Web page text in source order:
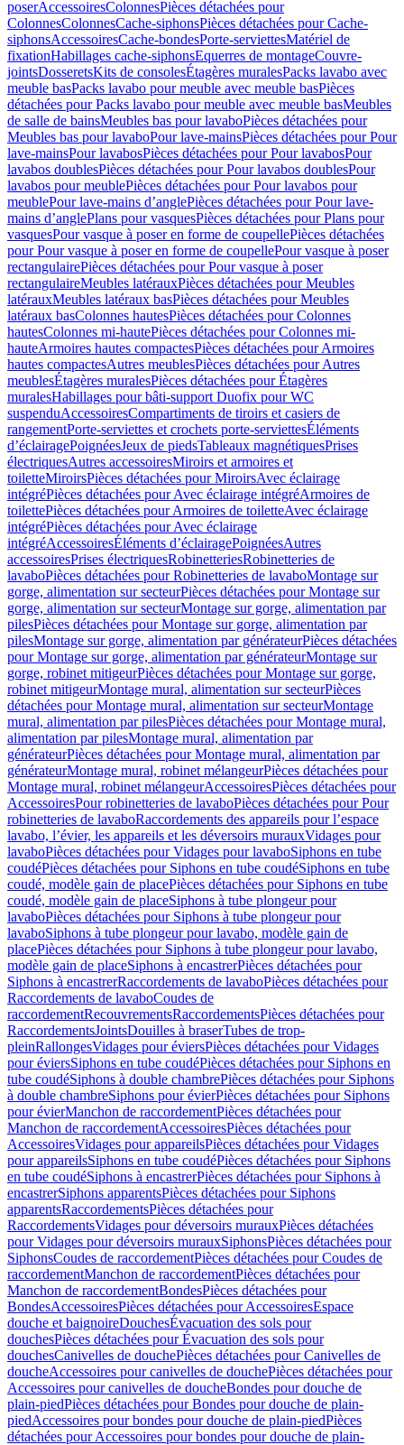
poserAccessoiresColonnesPièces détachées pour
ColonnesColonnesCache-siphonsPièces détachées pour Cache-
siphonsAccessoiresCache-bondesPorte-serviettesMatériel de
fixationHabillages cache-siphonsEquerres de montageCouvre-
jointsDosseretsKits de consolesÉtagères muralesPacks lavabo avec
meuble basPacks lavabo pour meuble avec meuble basPièces
détachées pour Packs lavabo pour meuble avec meuble basMeubles
de salle de bainsMeubles bas pour lavaboPièces détachées pour
Meubles bas pour lavaboPour lave-mainsPièces détachées pour Pour
lave-mainsPour lavabosPièces détachées pour Pour lavabosPour
lavabos doublesPièces détachées pour Pour lavabos doublesPour
lavabos pour meublePièces détachées pour Pour lavabos pour
meublePour lave-mains d’anglePièces détachées pour Pour lave-
mains d’anglePlans pour vasquesPièces détachées pour Plans pour
vasquesPour vasque à poser en forme de coupellePièces détachées
pour Pour vasque à poser en forme de coupellePour vasque à poser
rectangulairePièces détachées pour Pour vasque à poser
rectangulaireMeubles latérauxPièces détachées pour Meubles
latérauxMeubles latéraux basPièces détachées pour Meubles
latéraux basColonnes hautesPièces détachées pour Colonnes
hautesColonnes mi-hautePièces détachées pour Colonnes mi-
hauteArmoires hautes compactesPièces détachées pour Armoires
hautes compactesAutres meublesPièces détachées pour Autres
meublesÉtagères muralesPièces détachées pour Étagères
muralesHabillages pour bâti-support Duofix pour WC
suspenduAccessoiresCompartiments de tiroirs et casiers de
rangementPorte-serviettes et crochets porte-serviettesÉléments
d’éclairagePoignéesJeux de piedsTableaux magnétiquesPrises
électriquesAutres accessoiresMiroirs et armoires et
toiletteMiroirsPièces détachées pour MiroirsAvec éclairage
intégréPièces détachées pour Avec éclairage intégréArmoires de
toilettePièces détachées pour Armoires de toiletteAvec éclairage
intégréPièces détachées pour Avec éclairage
intégréAccessoiresÉléments d’éclairagePoignéesAutres
accessoiresPrises électriquesRobinetteriesRobinetteries de
lavaboPièces détachées pour Robinetteries de lavaboMontage sur
gorge, alimentation sur secteurPièces détachées pour Montage sur
gorge, alimentation sur secteurMontage sur gorge, alimentation par
pilesPièces détachées pour Montage sur gorge, alimentation par
pilesMontage sur gorge, alimentation par générateurPièces détachées
pour Montage sur gorge, alimentation par générateurMontage sur
gorge, robinet mitigeurPièces détachées pour Montage sur gorge,
robinet mitigeurMontage mural, alimentation sur secteurPièces
détachées pour Montage mural, alimentation sur secteurMontage
mural, alimentation par pilesPièces détachées pour Montage mural,
alimentation par pilesMontage mural, alimentation par
générateurPièces détachées pour Montage mural, alimentation par
générateurMontage mural, robinet mélangeurPièces détachées pour
Montage mural, robinet mélangeurAccessoiresPièces détachées pour
AccessoiresPour robinetteries de lavaboPièces détachées pour Pour
robinetteries de lavaboRaccordements des appareils pour l’espace
lavabo, l’évier, les appareils et les déversoirs murauxVidages pour
lavaboPièces détachées pour Vidages pour lavaboSiphons en tube
coudéPièces détachées pour Siphons en tube coudéSiphons en tube
coudé, modèle gain de placePièces détachées pour Siphons en tube
coudé, modèle gain de placeSiphons à tube plongeur pour
lavaboPièces détachées pour Siphons à tube plongeur pour
lavaboSiphons à tube plongeur pour lavabo, modèle gain de
placePièces détachées pour Siphons à tube plongeur pour lavabo,
modèle gain de placeSiphons à encastrerPièces détachées pour
Siphons à encastrerRaccordements de lavaboPièces détachées pour
Raccordements de lavaboCoudes de
raccordementRecouvrementsRaccordementsPièces détachées pour
RaccordementsJointsDouilles à braserTubes de trop-
pleinRallongesVidages pour éviersPièces détachées pour Vidages
pour éviersSiphons en tube coudéPièces détachées pour Siphons en
tube coudéSiphons à double chambrePièces détachées pour Siphons
à double chambreSiphons pour évierPièces détachées pour Siphons
pour évierManchon de raccordementPièces détachées pour
Manchon de raccordementAccessoiresPièces détachées pour
AccessoiresVidages pour appareilsPièces détachées pour Vidages
pour appareilsSiphons en tube coudéPièces détachées pour Siphons
en tube coudéSiphons à encastrerPièces détachées pour Siphons à
encastrerSiphons apparentsPièces détachées pour Siphons
apparentsRaccordementsPièces détachées pour
RaccordementsVidages pour déversoirs murauxPièces détachées
pour Vidages pour déversoirs murauxSiphonsPièces détachées pour
SiphonsCoudes de raccordementPièces détachées pour Coudes de
raccordementManchon de raccordementPièces détachées pour
Manchon de raccordementBondesPièces détachées pour
BondesAccessoiresPièces détachées pour AccessoiresEspace
douche et baignoireDouchesÉvacuation des sols pour
douchesPièces détachées pour Évacuation des sols pour
douchesCanivelles de douchePièces détachées pour Canivelles de
doucheAccessoires pour canivelles de douchePièces détachées pour
Accessoires pour canivelles de doucheBondes pour douche de
plain-piedPièces détachées pour Bondes pour douche de plain-
piedAccessoires pour bondes pour douche de plain-piedPièces
détachées pour Accessoires pour bondes pour douche de plain-